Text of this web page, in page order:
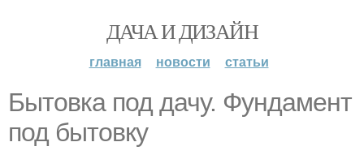
ДАЧА И ДИЗАЙН
главная новости статьи
Бытовка под дачу. Фундамент
под бытовку